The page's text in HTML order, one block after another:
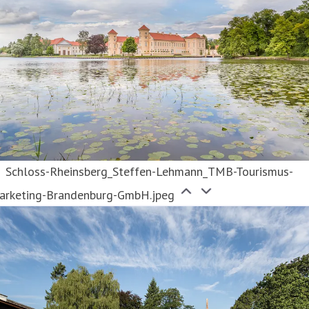
Schloss-Rheinsberg_Steffen-Lehmann_TMB-Tourismus-
Brandenburg-GmbH.jpeg